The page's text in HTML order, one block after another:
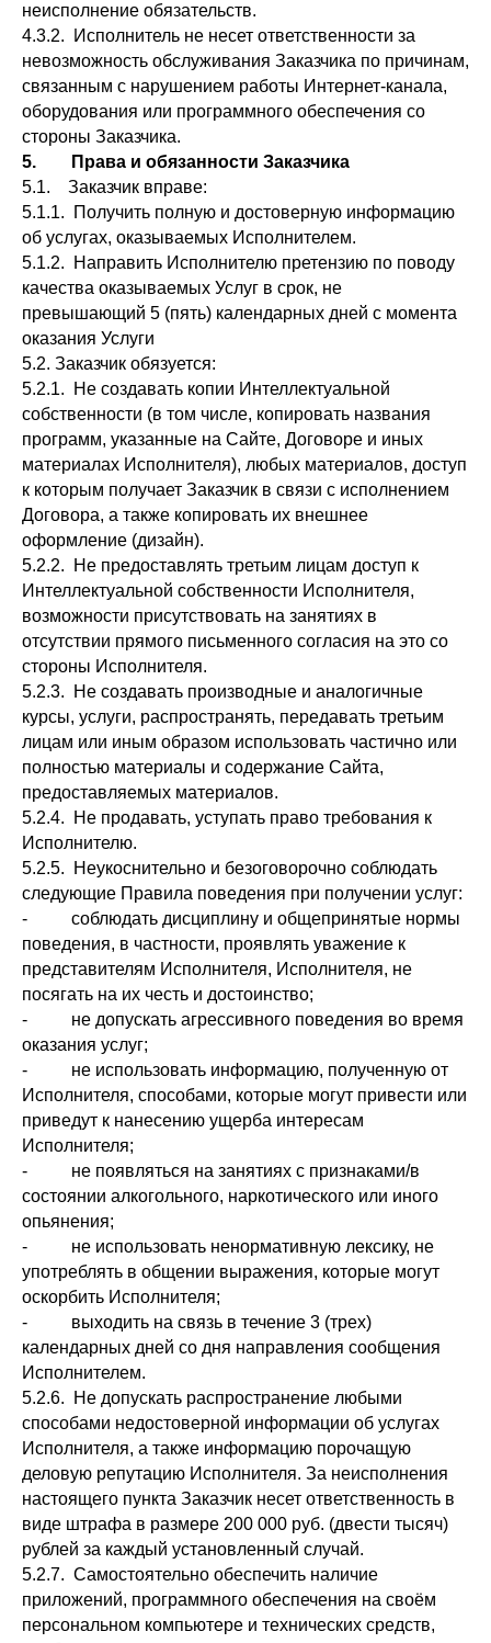
неисполнение обязательств.
4.3.2. Исполнитель не несет ответственности за
невозможность обслуживания Заказчика по причинам,
связанным с нарушением работы Интернет-канала,
оборудования или программного обеспечения со
стороны Заказчика.
5. Права и обязанности Заказчика
5.1. Заказчик вправе:
5.1.1. Получить полную и достоверную информацию
об услугах, оказываемых Исполнителем.
5.1.2. Направить Исполнителю претензию по поводу
качества оказываемых Услуг в срок, не
превышающий 5 (пять) календарных дней с момента
оказания Услуги
5.2. Заказчик обязуется:
5.2.1. Не создавать копии Интеллектуальной
собственности (в том числе, копировать названия
программ, указанные на Сайте, Договоре и иных
материалах Исполнителя), любых материалов, доступ
к которым получает Заказчик в связи с исполнением
Договора, а также копировать их внешнее
оформление (дизайн).
5.2.2. Не предоставлять третьим лицам доступ к
Интеллектуальной собственности Исполнителя,
возможности присутствовать на занятиях в
отсутствии прямого письменного согласия на это со
стороны Исполнителя.
5.2.3. Не создавать производные и аналогичные
курсы, услуги, распространять, передавать третьим
лицам или иным образом использовать частично или
полностью материалы и содержание Сайта,
предоставляемых материалов.
5.2.4. Не продавать, уступать право требования к
Исполнителю.
5.2.5. Неукоснительно и безоговорочно соблюдать
следующие Правила поведения при получении услуг:
- соблюдать дисциплину и общепринятые нормы
поведения, в частности, проявлять уважение к
представителям Исполнителя, Исполнителя, не
посягать на их честь и достоинство;
- не допускать агрессивного поведения во время
оказания услуг;
- не использовать информацию, полученную от
Исполнителя, способами, которые могут привести или
приведут к нанесению ущерба интересам
Исполнителя;
- не появляться на занятиях с признаками/в
состоянии алкогольного, наркотического или иного
опьянения;
- не использовать ненормативную лексику, не
употреблять в общении выражения, которые могут
оскорбить Исполнителя;
- выходить на связь в течение 3 (трех)
календарных дней со дня направления сообщения
Исполнителем.
5.2.6. Не допускать распространение любыми
способами недостоверной информации об услугах
Исполнителя, а также информацию порочащую
деловую репутацию Исполнителя. За неисполнения
настоящего пункта Заказчик несет ответственность в
виде штрафа в размере 200 000 руб. (двести тысяч)
рублей за каждый установленный случай.
5.2.7. Самостоятельно обеспечить наличие
приложений, программного обеспечения на своём
персональном компьютере и технических средств,